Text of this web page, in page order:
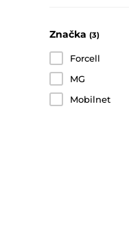
Značka (3)
Forcell
MG
Mobilnet